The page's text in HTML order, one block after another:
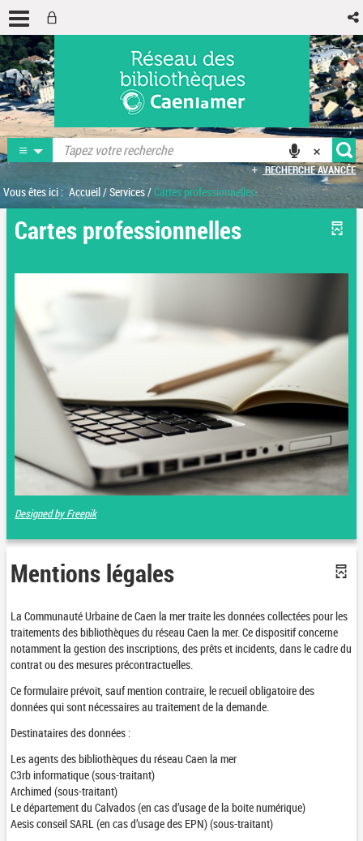
RECHERCHE AVANCÉE
Vous êtes ici : Accueil/Services/Cartes professionnelles
Cartes professionnelles
Designed by Freepik
Mentions légales
La Communauté Urbaine de Caen la mer traite les données collectées pour les
traitements des bibliothèques du réseau Caen la mer. Ce dispositif concerne
notamment la gestion des inscriptions, des prêts et incidents, dans le cadre du
contrat ou des mesures précontractuelles.
Ce formulaire prévoit, sauf mention contraire, le recueil obligatoire des
données qui sont nécessaires au traitement de la demande.
Destinataires des données :
Les agents des bibliothèques du réseau Caen la mer
C3rb informatique (sous-traitant)
Archimed (sous-traitant)
Le département du Calvados (en cas d’usage de la boite numérique)
Aesis conseil SARL (en cas d’usage des EPN) (sous-traitant)